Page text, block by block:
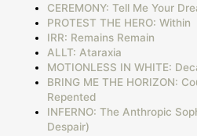
CEREMONY: Tell Me Your
PROTEST THE HERO: Within
IRR: Remains Remain
ALLT: Ataraxia
MOTIONLESS IN WHITE:
BRING ME THE HORIZON:
Repented
INFERNO: The Anthropic
Despair)